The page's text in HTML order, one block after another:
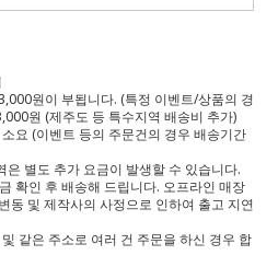
원이 부됩니다. (특정 이벤트/상품의 경
원 (제주도 등 특수지역 배송비 추가)
요 (이벤트 등의 주문건의 경우 배송기간
별도 추가 요금이 발생할 수 있습니다.
확인 후 배송해 드립니다. 오프라인 매장
동 및 제작사의 사정으로 인하여 출고 지연
같은 주소로 여러 건 주문을 하신 경우 합